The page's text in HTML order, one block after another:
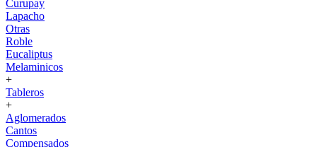
Curupay
Lapacho
Otras
Roble
Eucaliptus
Melaminicos
+
Tableros
+
Aglomerados
Cantos
Compensados